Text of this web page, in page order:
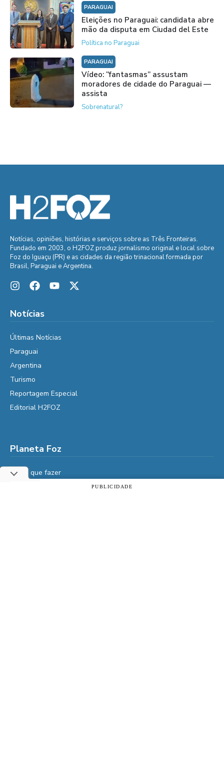
PARAGUAI
Eleições no Paraguai: candidata abre
mão da disputa em Ciudad del Este
Política no Paraguai
PARAGUAI
Vídeo: “fantasmas” assustam
moradores de cidade do Paraguai —
assista
Sobrenatural?
Notícias, opiniões, histórias e serviços sobre as Três Fronteiras.
Fundado em 2003, o H2FOZ produz jornalismo original e local sobre
Foz do Iguaçu (PR) e as cidades da região trinacional formada por
Brasil, Paraguai e Argentina.
Notícias
Últimas Notícias
Paraguai
Argentina
Turismo
Reportagem Especial
Editorial H2FOZ
Planeta Foz
Foz, o que fazer
PUBLICIDADE